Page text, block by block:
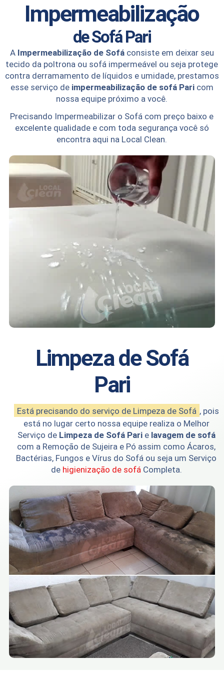
Impermeabilização
de SofáPari
A Impermeabilização de Sofáconsiste em deixar seu
tecido da poltrona ou sofá impermeável ou seja protege
contra derramamento de líquidos e umidade, prestamos
esse serviço de impermeabilização de sofá Paricom
nossa equipe próximo a você.
Precisando Impermeabilizar o Sofá com preço baixo e
excelente qualidade e com toda segurança você só
encontra aqui na Local Clean.
Limpeza de Sofá
Pari
Está precisando do serviço de Limpeza de Sofá , pois
está no lugar certo nossa equipe realiza o Melhor
Serviço de Limpeza de Sofá Parie lavagem de sofá
com a Remoção de Sujeira e Pó assim como Ácaros,
Bactérias, Fungos e Vírus do Sofá ou seja um Serviço
de higienização de sofáCompleta.